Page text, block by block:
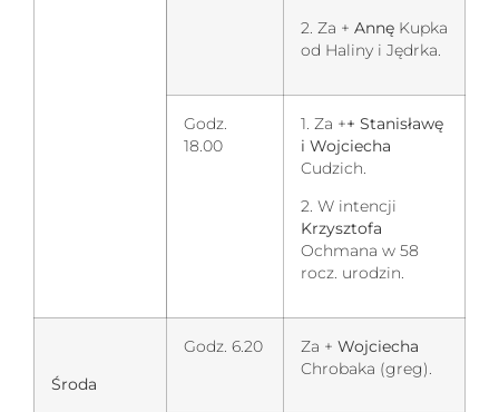
2. Za + Annę Kupka
od Haliny i Jędrka.
Godz.
18.00
1. Za ++ Stanisławę
i Wojciecha
Cudzich.
2. W intencji
Krzysztofa
Ochmana w 58
rocz. urodzin.
Środa
Godz. 6.20 Za + Wojciecha
Chrobaka (greg).